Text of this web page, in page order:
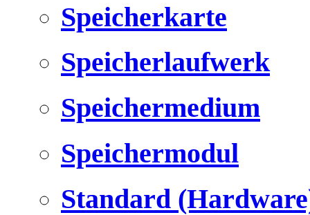
Speicherkarte
Speicherlaufwerk
Speichermedium
Speichermodul
Standard